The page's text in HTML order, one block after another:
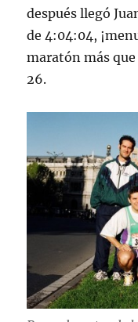
después llegó
de 4:04:04,
maratón más
26.